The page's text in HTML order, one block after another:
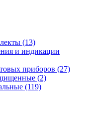
(13)
и индикации
приборов (27)
(2)
(119)